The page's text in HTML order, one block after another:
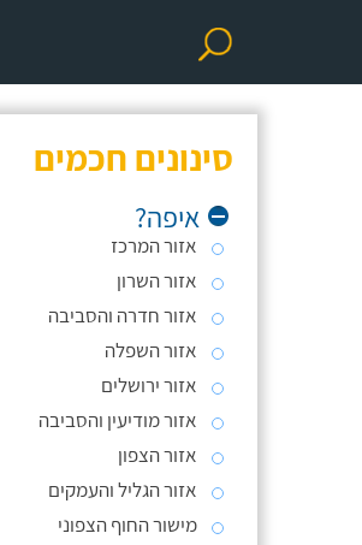
סינונים חכמים
איפה?
אזור המרכז
אזור השרון
אזור חדרה והסביבה
אזור השפלה
אזור ירושלים
אזור מודיעין והסביבה
אזור הצפון
אזור הגליל והעמקים
מישור החוף הצפוני